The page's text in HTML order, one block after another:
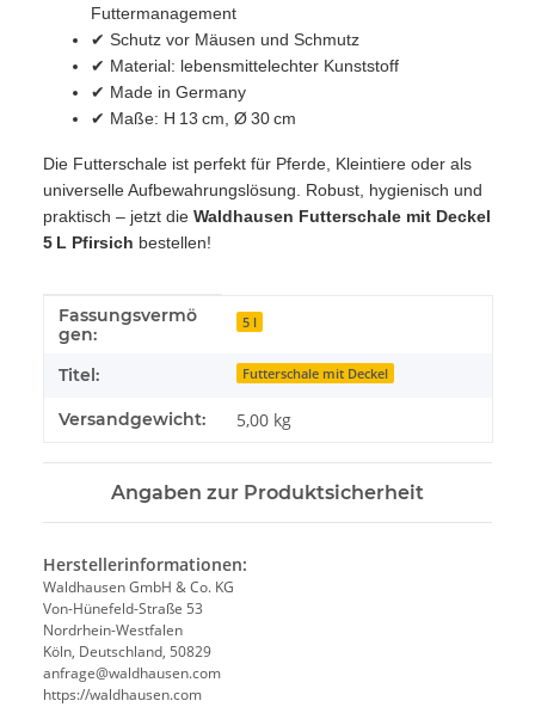
Futtermanagement
✔ Schutz vor Mäusen und Schmutz
✔ Material: lebensmittelechter Kunststoff
✔ Made in Germany
✔ Maße: H 13 cm, Ø 30 cm
Die Futterschale ist perfekt für Pferde, Kleintiere oder als
universelle Aufbewahrungslösung. Robust, hygienisch und
praktisch – jetzt die Waldhausen Futterschale mit Deckel
5 L Pfirsich bestellen!
Produkteigenschaft
Wert
Fassungsvermö
gen:
5 l
Titel: Futterschale mit Deckel
Versandgewicht: 5,00 kg
Angaben zur Produktsicherheit
Herstellerinformationen:
Waldhausen GmbH & Co. KG
Von-Hünefeld-Straße 53
Nordrhein-Westfalen
Köln, Deutschland, 50829
anfrage@waldhausen.com
https://waldhausen.com